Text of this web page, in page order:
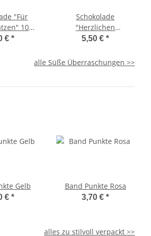
"Für
10
€ *
Schokolade
"Herzlichen
Glückwunsch"
5,50 €*
alle Süße Überraschungen >>
Gelb
€ *
Band Punkte Rosa
3,70 €*
alles zu stilvoll verpackt >>